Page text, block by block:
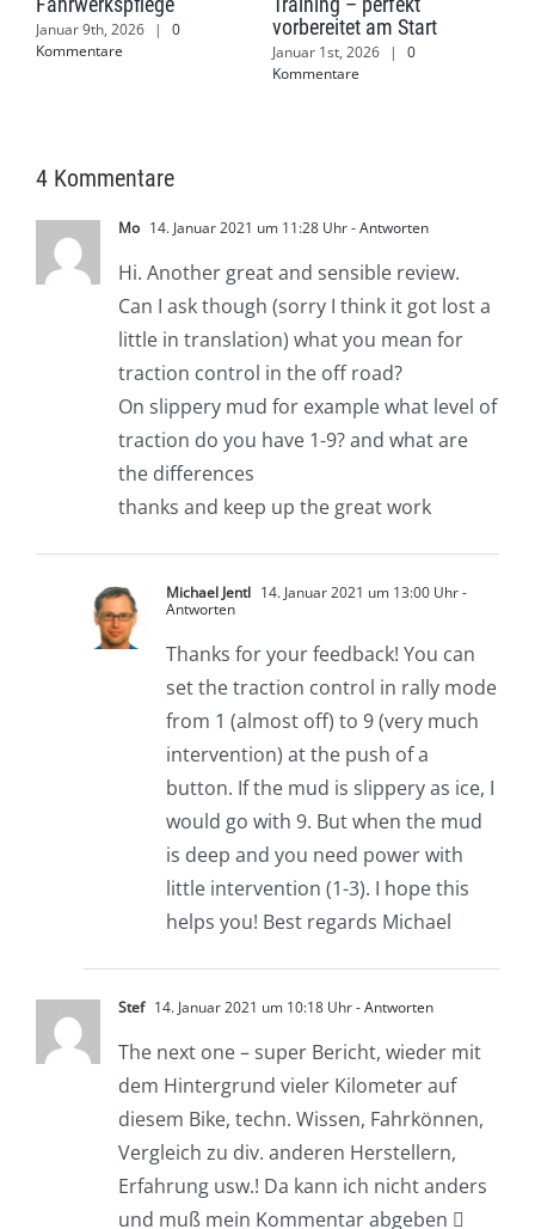
Januar 9th, 2026 |
0
Kommentare
vorbereitet am Start
Januar 1st, 2026 |
0
Kommentare
4 Kommentare
Mo 14. Januar 2021 um 11:28 Uhr- Antworten
Hi. Another great and sensible review.
Can I ask though (sorry I think it got lost a
little in translation) what you mean for
traction control in the off road?
On slippery mud for example what level of
traction do you have 1-9? and what are
the differences
thanks and keep up the great work
Michael Jentl 14. Januar 2021 um 13:00 Uhr-
Antworten
Thanks for your feedback! You can
set the traction control in rally mode
from 1 (almost off) to 9 (very much
intervention) at the push of a
button. If the mud is slippery as ice, I
would go with 9. But when the mud
is deep and you need power with
little intervention (1-3). I hope this
helps you! Best regards Michael
Stef 14. Januar 2021 um 10:18 Uhr- Antworten
The next one – super Bericht, wieder mit
dem Hintergrund vieler Kilometer auf
diesem Bike, techn. Wissen, Fahrkönnen,
Vergleich zu div. anderen Herstellern,
Erfahrung usw.! Da kann ich nicht anders
und muß mein Kommentar abgeben 